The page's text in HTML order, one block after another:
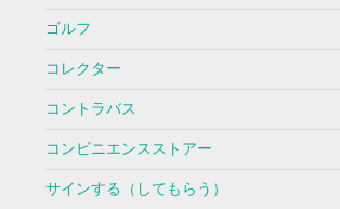
ゴルフ
コレクター
コントラバス
コンビニエンスストアー
サインする（してもらう）